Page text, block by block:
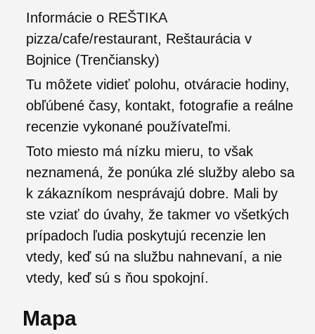
Informácie o REŠTIKA
pizza/cafe/restaurant, Reštaurácia v
Bojnice (Trenčiansky)
Tu môžete vidieť polohu, otváracie hodiny,
obľúbené časy, kontakt, fotografie a reálne
recenzie vykonané používateľmi.
Toto miesto má nízku mieru, to však
neznamená, že ponúka zlé služby alebo sa
k zákazníkom nesprávajú dobre. Mali by
ste vziať do úvahy, že takmer vo všetkých
prípadoch ľudia poskytujú recenzie len
vtedy, keď sú na službu nahnevaní, a nie
vtedy, keď sú s ňou spokojní.
Mapa